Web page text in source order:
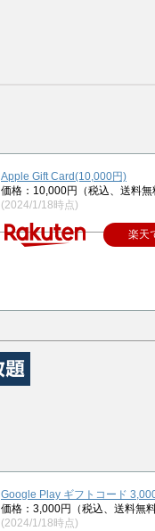
Apple Gift Card(10,000円)
価格：10,000円（税込、送料無
(2024/1/18時点)
楽天
Google Play ギフトコード
価格：3,000円（税込、送料無
(2024/1/18時点)